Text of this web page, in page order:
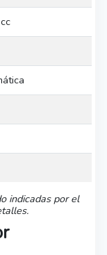
indicadas por el